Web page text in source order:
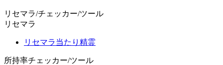
リセマラ/チェッカー/ツール
リセマラ
リセマラ当たり精霊
所持率チェッカー/ツール